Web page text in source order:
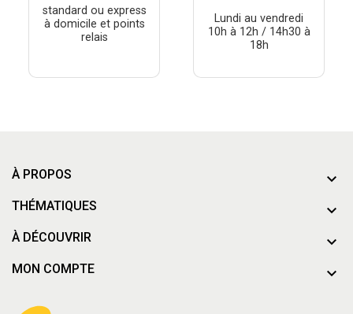
standard ou express
à domicile et points
relais
Lundi au vendredi
10h à 12h / 14h30 à
18h
À PROPOS
THÉMATIQUES
À DÉCOUVRIR
MON COMPTE
le contenu de ce site vous intéresse
certifiés par